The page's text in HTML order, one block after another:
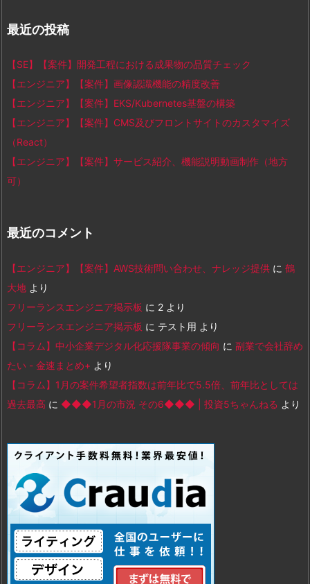
最近の投稿
【SE】【案件】開発工程における成果物の品質チェック
【エンジニア】【案件】画像認識機能の精度改善
【エンジニア】【案件】EKS/Kubernetes基盤の構築
【エンジニア】【案件】CMS及びフロントサイトのカスタマイズ
（React）
【エンジニア】【案件】サービス紹介、機能説明動画制作（地方
可）
最近のコメント
【エンジニア】【案件】AWS技術問い合わせ、ナレッジ提供 に 鶴
大地 より
フリーランスエンジニア掲示板 に 2 より
フリーランスエンジニア掲示板 に テスト用 より
【コラム】中小企業デジタル化応援隊事業の傾向 に 副業で会社辞め
たい - 金速まとめ+ より
【コラム】1月の案件希望者指数は前年比で5.5倍、前年比としては
過去最高 に ◆◆◆1月の市況 その6◆◆◆ | 投資5ちゃんねる より